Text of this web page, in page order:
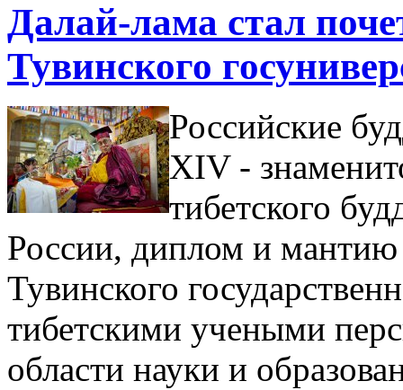
Далай-лама стал
Тувинского
Российские
XIV -
тибетского
России, диплом и мантию
Тувинского
тибетскими учеными
области науки и